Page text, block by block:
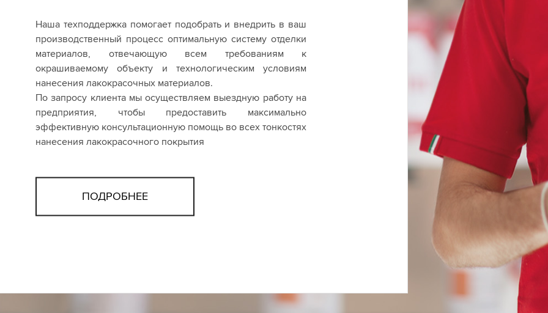
Наша техподдержка помогает подобрать и внедрить в ваш
производственный процесс оптимальную систему отделки
материалов, отвечающую всем требованиям к
окрашиваемому объекту и технологическим условиям
нанесения лакокрасочных материалов.
По запросу клиента мы осуществляем выездную работу на
предприятия, чтобы предоставить максимально
эффективную консультационную помощь во всех тонкостях
нанесения лакокрасочного покрытия
ПОДРОБНЕЕ